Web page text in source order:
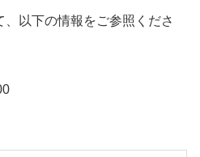
以下の情報をご参照くださ